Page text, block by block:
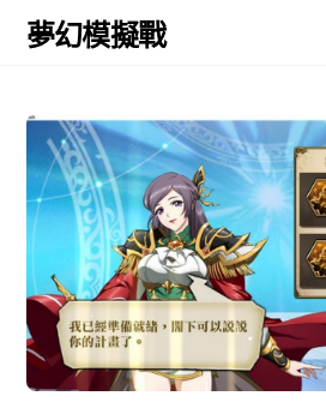
Skip
夢幻模擬戰